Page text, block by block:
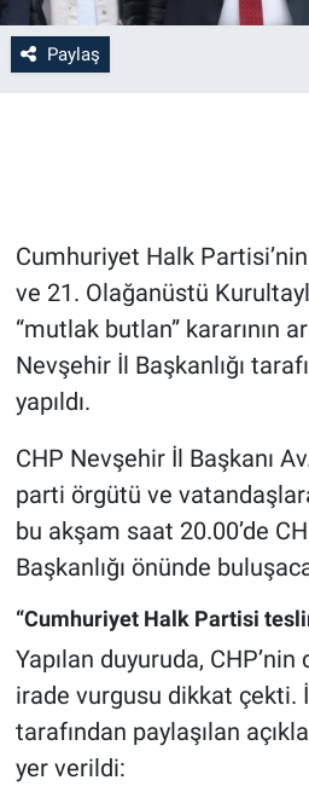
Paylaş
Cumhuriyet Halk
ve 21. Olağanüstü
“mutlak butlan” kararının
Nevşehir İl Başkanlığı
yapıldı.
CHP Nevşehir İl Başkanı
parti örgütü ve
bu akşam saat 20.00’de
Başkanlığı önünde
“Cumhuriyet Halk Partisi
Yapılan duyuruda,
irade vurgusu dikkat çekti.
tarafından paylaşılan
yer verildi:
Medya
Kayseri
Niğde
Aksaray
Kırşehir
Yerel
Asayiş
Kültür - Sanat
Politika